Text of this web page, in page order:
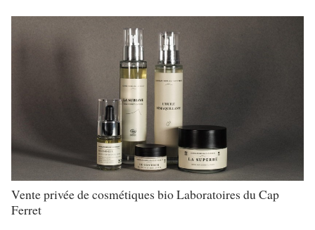
Vente privée de cosmétiques bio Laboratoires du Cap
Ferret